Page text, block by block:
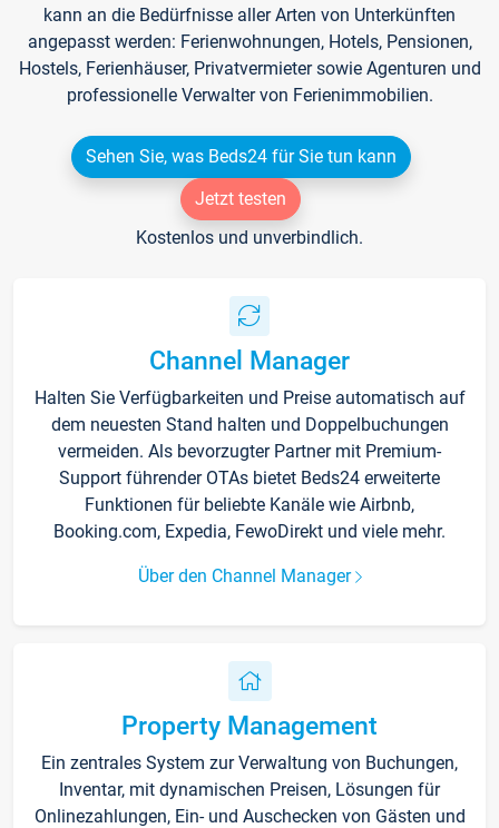
kann an die Bedürfnisse aller Arten von Unterkünften
angepasst werden: Ferienwohnungen, Hotels, Pensionen,
Hostels, Ferienhäuser, Privatvermieter sowie Agenturen und
professionelle Verwalter von Ferienimmobilien.
Sehen Sie, was Beds24 für Sie tun kann
Jetzt testen
Kostenlos und unverbindlich.
Channel Manager
Halten Sie Verfügbarkeiten und Preise automatisch auf
dem neuesten Stand halten und Doppelbuchungen
vermeiden. Als bevorzugter Partner mit Premium-
Support führender OTAs bietet Beds24 erweiterte
Funktionen für beliebte Kanäle wie Airbnb,
Booking.com, Expedia, FewoDirekt und viele mehr.
Über den Channel Manager
Property Management
Ein zentrales System zur Verwaltung von Buchungen,
Inventar, mit dynamischen Preisen, Lösungen für
Onlinezahlungen, Ein- und Auschecken von Gästen und